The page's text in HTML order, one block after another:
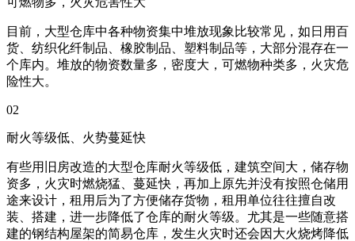
目前，大型仓库中各种物资集中堆放现象比较常见，如日用百
货、纺织化纤制品、橡胶制品、塑料制品等，大部分混存在一
个库内。堆放的物资数量多，密度大，可燃物种类多，火灾危
险性大。
02
耐火等级低、火势蔓延快
有些用旧房改造的大型仓库耐火等级低，建筑空间大，储存物
资多，火灾时燃烧猛、蔓延快，再加上原先并没有按照仓储用
途来设计，租用后为了方便储存货物，租用单位往往擅自改
装、搭建，进一步降低了仓库的耐火等级。尤其是一些随意搭
建的钢结构屋架的简易仓库，发生火灾时还会因大火烧烤降低